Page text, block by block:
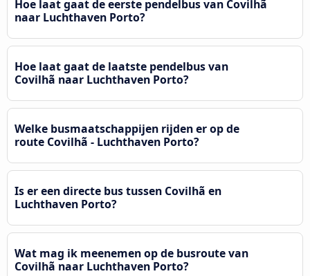
Hoe laat gaat de eerste pendelbus van Covilhã
naar Luchthaven Porto?
Hoe laat gaat de laatste pendelbus van
Covilhã naar Luchthaven Porto?
Welke busmaatschappijen rijden er op de
route Covilhã - Luchthaven Porto?
Is er een directe bus tussen Covilhã en
Luchthaven Porto?
Wat mag ik meenemen op de busroute van
Covilhã naar Luchthaven Porto?